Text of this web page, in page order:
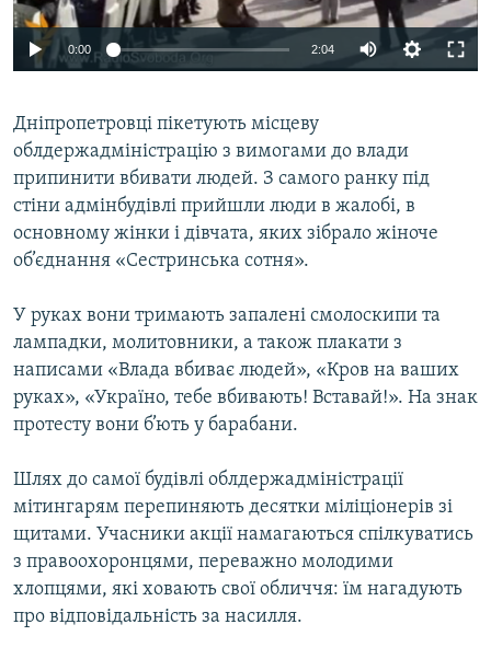
ВІДЕОУРОКИ «ELIFBE»
СВІДЧЕННЯ ОКУПАЦІЇ
ІНФОГРАФІКА
Русский
Qırımtatar
ДОЛУЧАЙСЯ!
Усі сайти RFE/RL
0:00 2:04
Дніпропетровці пікетують місцеву
облдержадміністрацію з вимогами до влади
припинити вбивати людей. З самого ранку під
стіни адмінбудівлі прийшли люди в жалобі, в
основному жінки і дівчата, яких зібрало жіноче
об’єднання «Сестринська сотня».
У руках вони тримають запалені смолоскипи та
лампадки, молитовники, а також плакати з
написами «Влада вбиває людей», «Кров на ваших
руках», «Україно, тебе вбивають! Вставай!». На знак
протесту вони б’ють у барабани.
Шлях до самої будівлі облдержадміністрації
мітингарям перепиняють десятки міліціонерів зі
щитами. Учасники акції намагаються спілкуватись
з правоохоронцями, переважно молодими
хлопцями, які ховають свої обличчя: їм нагадують
про відповідальність за насилля.